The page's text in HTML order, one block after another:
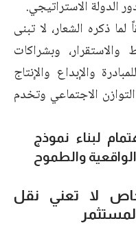
الدولة الاستراتيجي.
ذكره الشعار، لا تبنى
والاستقرار، وبشراكات
والإبداع والإنتاج
الاجتماعي وتخدم
لبناء نموذج
والطموح
لا تعني نقل